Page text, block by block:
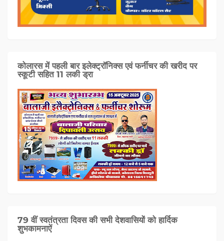
कोलारस में पहली बार इलेक्ट्रॉनिक्स एवं फर्नीचर की खरीद पर
स्कूटी सहित 11 लकी ड्रा
79 वीं स्वतंत्रता दिवस की सभी देशवासियों को हार्दिक
शुभकामनाऐं